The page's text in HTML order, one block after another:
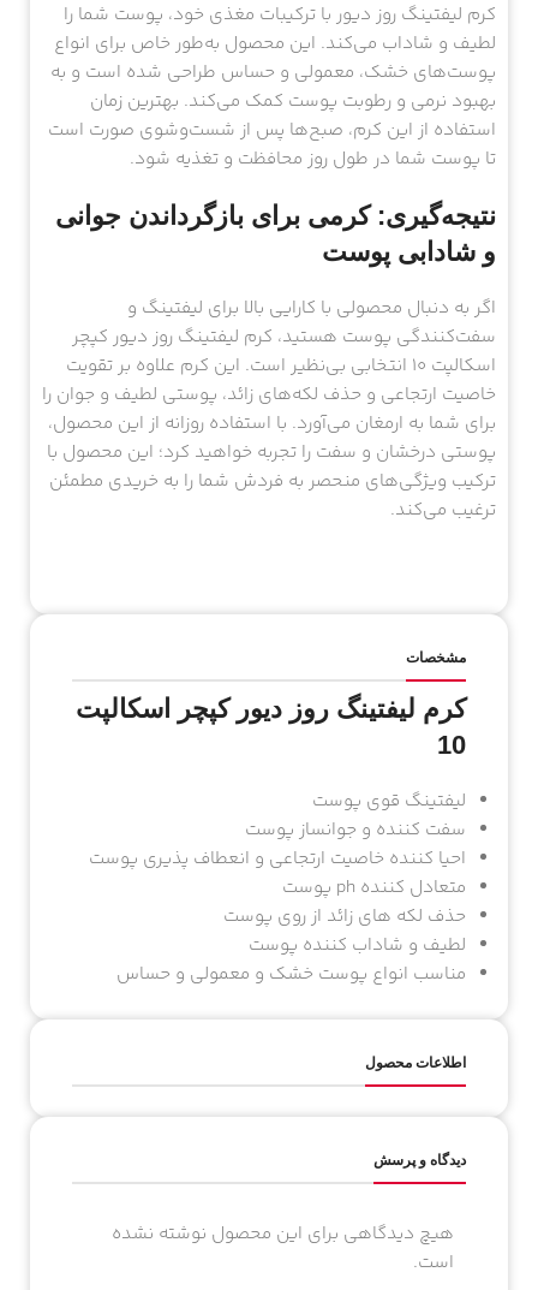
کرم لیفتینگ روز دیور با ترکیبات مغذی خود، پوست شما را
لطیف و شاداب می‌کند. این محصول به‌طور خاص برای انواع
پوست‌های خشک، معمولی و حساس طراحی شده است و به
بهبود نرمی و رطوبت پوست کمک می‌کند. بهترین زمان
استفاده از این کرم، صبح‌ها پس از شست‌وشوی صورت است
تا پوست شما در طول روز محافظت و تغذیه شود.
نتیجه‌گیری: کرمی برای بازگرداندن جوانی
و شادابی پوست
اگر به دنبال محصولی با کارایی بالا برای لیفتینگ و
سفت‌کنندگی پوست هستید، کرم لیفتینگ روز دیور کپچر
اسکالپت 10 انتخابی بی‌نظیر است. این کرم علاوه بر تقویت
خاصیت ارتجاعی و حذف لکه‌های زائد، پوستی لطیف و جوان را
برای شما به ارمغان می‌آورد. با استفاده روزانه از این محصول،
پوستی درخشان و سفت را تجربه خواهید کرد؛ این محصول با
ترکیب ویژگی‌های منحصر به فردش شما را به خریدی مطمئن
ترغیب می‌کند.
مشخصات
کرم لیفتینگ روز دیور کپچر اسکالپت
10
لیفتینگ قوی پوست
سفت کننده و جوانساز پوست
احیا کننده خاصیت ارتجاعی و انعطاف پذیری پوست
متعادل کننده ph پوست
حذف لکه های زائد از روی پوست
لطیف و شاداب کننده پوست
مناسب انواع پوست خشک و معمولی و حساس
اطلاعات محصول
دیدگاه و پرسش
هیچ دیدگاهی برای این محصول نوشته نشده
است.